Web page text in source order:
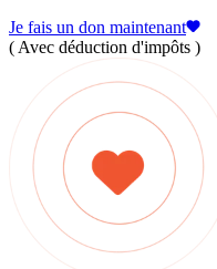
Je fais un don maintenant
( Avec déduction d'impôts )